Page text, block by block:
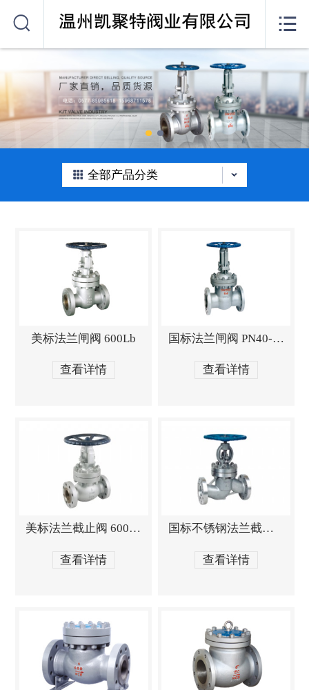
网站首页
关于我们
产品中心
公司动态


全部产品分类
美标法兰闸阀 600Lb
查看详情
国标法兰闸阀 PN40-PN64
查看详情
美标法兰截止阀 600Lb
查看详情
国标不锈钢法兰截止阀 PN40-PN64
查看详情